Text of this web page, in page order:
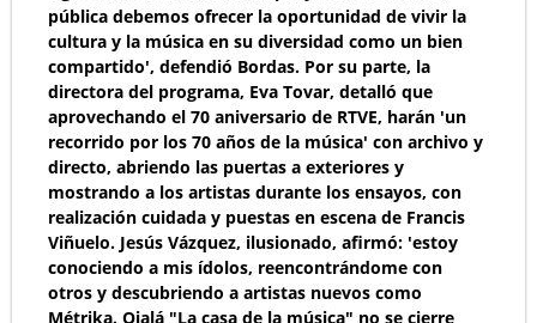
pública debemos ofrecer la oportunidad de vivir la
cultura y la música en su diversidad como un bien
compartido', defendió Bordas. Por su parte, la
directora del programa, Eva Tovar, detalló que
aprovechando el 70 aniversario de RTVE, harán 'un
recorrido por los 70 años de la música' con archivo y
directo, abriendo las puertas a exteriores y
mostrando a los artistas durante los ensayos, con
realización cuidada y puestas en escena de Francis
Viñuelo. Jesús Vázquez, ilusionado, afirmó: 'estoy
conociendo a mis ídolos, reencontrándome con
otros y descubriendo a artistas nuevos como
Métrika. Ojalá "La casa de la música" no se cierre